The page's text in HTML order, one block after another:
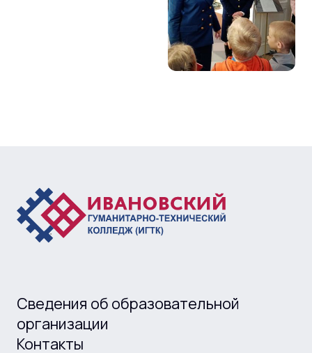
Сведения об образовательной
организации
Контакты